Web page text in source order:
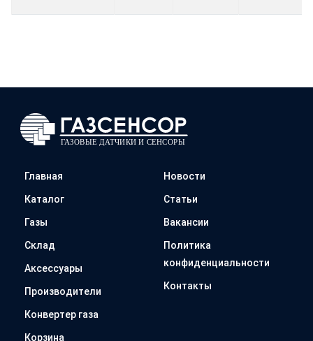
Главная
Каталог
Газы
Склад
Аксессуары
Производители
Конвертер газа
Корзина
Новости
Статьи
Вакансии
Политика
конфиденциальности
Контакты